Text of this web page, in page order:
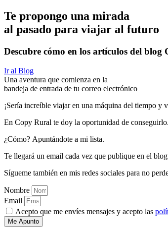
Te propongo una mirada
al pasado para viajar al futuro
Descubre cómo en los artículos del
Ir al Blog
Una aventura que comienza en la
bandeja de entrada de tu correo electrónico
¡Sería increíble viajar en una máquina del tiempo y
En Copy Rural te doy la oportunidad de conseguirlo.
¿Cómo? Apuntándote a mi lista.
Te llegará un email cada vez que publique en el
Sígueme también en mis redes sociales para no
Nombre
Email
Acepto que me envíes mensajes y acepto las
Me Apunto